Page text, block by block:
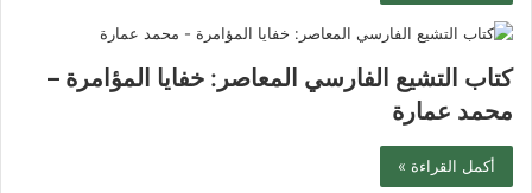
كتاب التشيع الفارسي المعاصر: خفايا المؤامرة –
محمد عمارة
أكمل القراءة »